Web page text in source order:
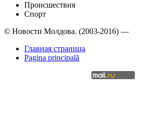
Происшествия
Спорт
© Новости Молдова. (2003-2016) —
Главная страница
Pagina principală